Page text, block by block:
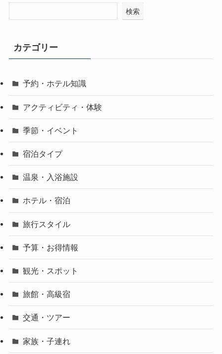
検索
カテゴリー
予約・ホテル知識
アクティビティ・体験
季節・イベント
宿泊タイプ
温泉・入浴施設
ホテル・宿泊
旅行スタイル
予算・お得情報
観光・スポット
旅館・高級宿
交通・ツアー
家族・子連れ